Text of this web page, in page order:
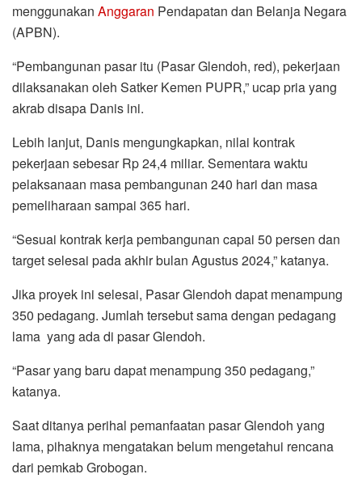
menggunakan Anggaran Pendapatan dan Belanja Negara
(APBN).
“Pembangunan pasar itu (Pasar Glendoh, red), pekerjaan
dilaksanakan oleh Satker Kemen PUPR,” ucap pria yang
akrab disapa Danis ini.
Lebih lanjut, Danis mengungkapkan, nilai kontrak
pekerjaan sebesar Rp 24,4 miliar. Sementara waktu
pelaksanaan masa pembangunan 240 hari dan masa
pemeliharaan sampai 365 hari.
“Sesuai kontrak kerja pembangunan capai 50 persen dan
target selesai pada akhir bulan Agustus 2024,” katanya.
Jika proyek ini selesai, Pasar Glendoh dapat menampung
350 pedagang. Jumlah tersebut sama dengan pedagang
lama yang ada di pasar Glendoh.
“Pasar yang baru dapat menampung 350 pedagang,”
katanya.
Saat ditanya perihal pemanfaatan pasar Glendoh yang
lama, pihaknya mengatakan belum mengetahui rencana
dari pemkab Grobogan.